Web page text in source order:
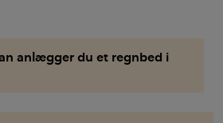
anlægger du et regnbed i